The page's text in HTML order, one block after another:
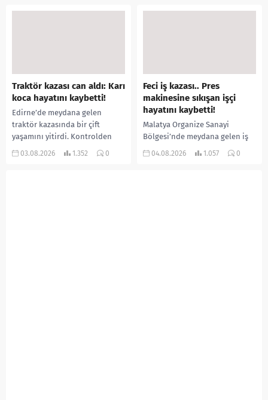
Traktör kazası can aldı: Karı
koca hayatını kaybetti!
Edirne’de meydana gelen
traktör kazasında bir çift
yaşamını yitirdi. Kontrolden
çıkarak devrilen traktörün
03.08.2026 1.352 0
Feci iş kazası.. Pres
makinesine sıkışan işçi
hayatını kaybetti!
Malatya Organize Sanayi
Bölgesi’nde meydana gelen iş
kazasında, pres makinesine
04.08.2026 1.057 0